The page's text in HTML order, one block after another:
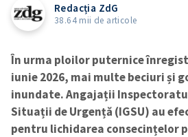
Redacția ZdG
38.64 mii de articole
În urma ploilor puternice
iunie 2026, mai multe beciuri și
inundate. Angajații
Situații de Urgență (IGSU) au
pentru lichidarea consecințelor